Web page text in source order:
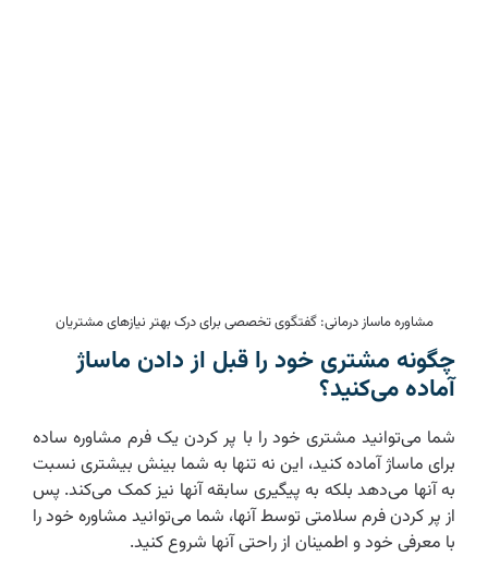
مشاوره ماساز درمانی: گفتگوی تخصصی برای درک بهتر نیازهای مشتریان
چگونه مشتری خود را قبل از دادن ماساژ
آماده می‌کنید؟
شما می‌توانید مشتری خود را با پر کردن یک فرم مشاوره ساده
برای ماساژ آماده کنید، این نه تنها به شما بینش بیشتری نسبت
به آنها می‌دهد بلکه به پیگیری سابقه آنها نیز کمک می‌کند. پس
از پر کردن فرم سلامتی توسط آنها، شما می‌توانید مشاوره خود را
با معرفی خود و اطمینان از راحتی آنها شروع کنید.